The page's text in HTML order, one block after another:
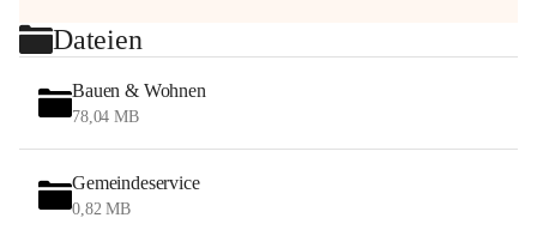
Dateien
Bauen & Wohnen
78,04 MB
Gemeindeservice
0,82 MB